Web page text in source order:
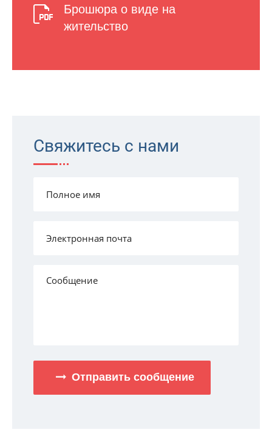
Брошюра о виде на
жительство
Свяжитесь с нами
Отправить сообщение